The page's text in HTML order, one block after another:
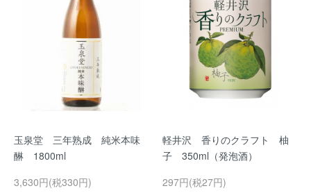
玉泉堂 三年熟成 純米本味
醂 1800ml
3,630円(税330円)
軽井沢 香りのクラフト 柚
子 350ml（発泡酒）
297円(税27円)